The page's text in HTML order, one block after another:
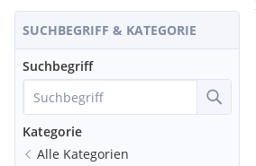
SUCHBEGRIFF & KATEGORIE
Suchbegriff
Kategorie
Alle Kategorien